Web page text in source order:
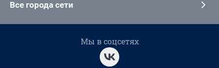
Все города сети
Мы в соцсетях